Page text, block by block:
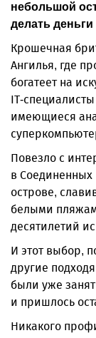
небольшой
делать деньги
Крошечная
Ангилья, где
богатеет на
IT-
имеющиеся
Повезло с
в Соединенных
острове,
белыми
десятилетий
И этот выбор,
другие
были уже
и пришлось
Никакого